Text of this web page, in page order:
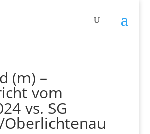
(m) –
vom
vs. SG
Oberlichtenau